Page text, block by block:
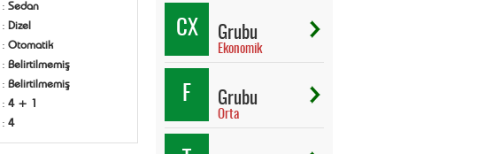
: Sedan
: Dizel
: Otomatik
: Belirtilmemiş
: Belirtilmemiş
: 4 + 1
: 4
CX Grubu
Ekonomik
F Grubu
Orta